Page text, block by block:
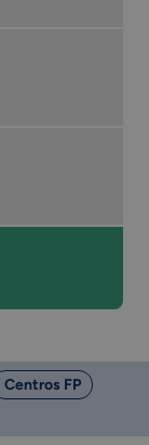
Centros FP